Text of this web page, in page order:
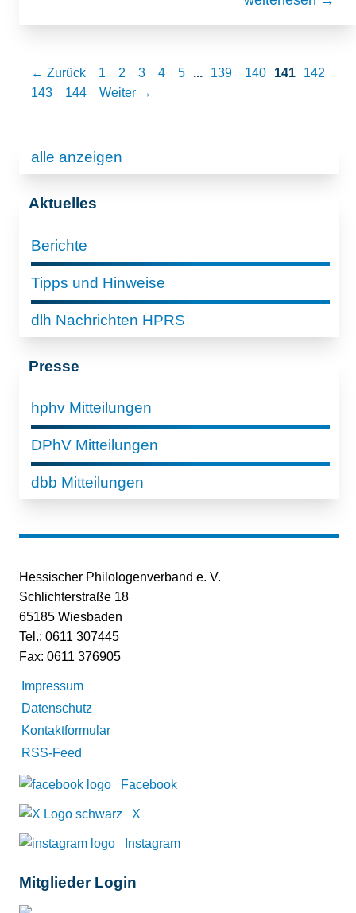
← Zurück 1 2 3 4 5 ... 139 140 141
142
143
144 Weiter →
alle anzeigen
Aktuelles
Berichte
Tipps und Hinweise
dlh Nachrichten HPRS
Presse
hphv Mitteilungen
DPhV Mitteilungen
dbb Mitteilungen
Hessischer Philologenverband e. V.
Schlichterstraße 18
65185 Wiesbaden
Tel.: 0611 307445
Fax: 0611 376905
Impressum
Datenschutz
Kontaktformular
RSS-Feed
Facebook
X
Instagram
Mitglieder Login